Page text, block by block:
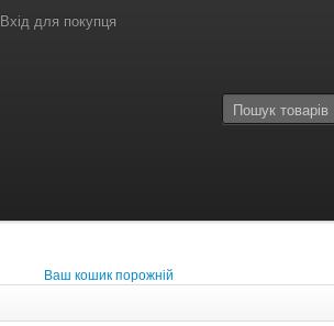
Вхід для покупця
Ваш кошик порожній